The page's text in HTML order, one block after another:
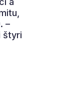
–
štyri